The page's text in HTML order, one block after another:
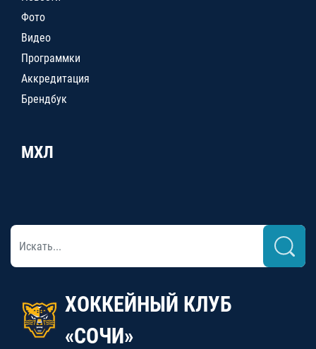
Фото
Видео
Программки
Аккредитация
Брендбук
МХЛ
ХОККЕЙНЫЙ КЛУБ
«СОЧИ»